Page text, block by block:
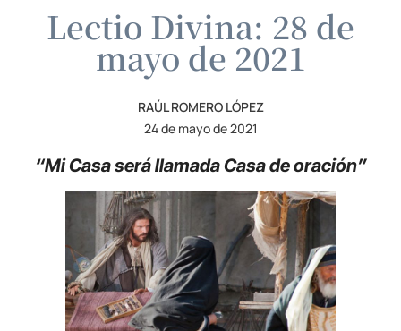
Lectio Divina: 28 de
mayo de 2021
RAÚL ROMERO LÓPEZ
24 de mayo de 2021
“Mi Casa será llamada Casa de oración”